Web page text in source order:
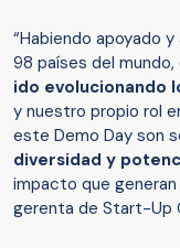
“Habiendo apoyado
98 países del mundo,
ido evolucionando
y nuestro propio rol
este Demo Day son
diversidad y
impacto que generan
gerenta de Start-Up